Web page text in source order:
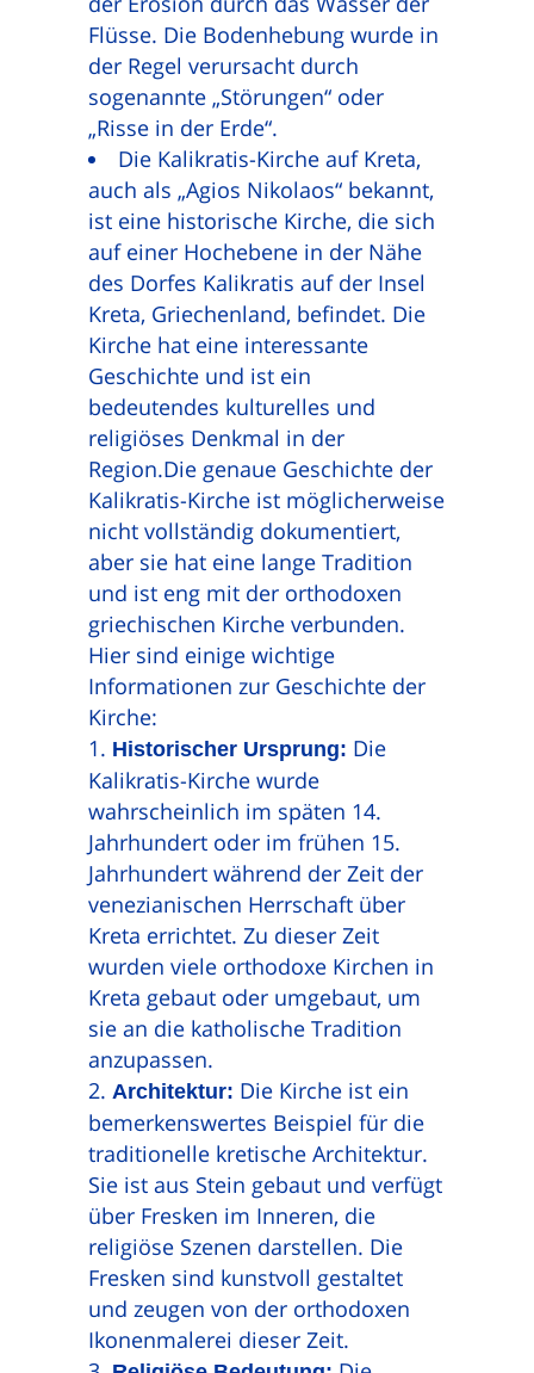
Flüsse. Die Bodenhebung wurde in
der Regel verursacht durch
sogenannte „Störungen“ oder
„Risse in der Erde“.
Die Kalikratis-Kirche auf Kreta,
auch als „Agios Nikolaos“ bekannt,
ist eine historische Kirche, die sich
auf einer Hochebene in der Nähe
des Dorfes Kalikratis auf der Insel
Kreta, Griechenland, befindet. Die
Kirche hat eine interessante
Geschichte und ist ein
bedeutendes kulturelles und
religiöses Denkmal in der
Region.Die genaue Geschichte der
Kalikratis-Kirche ist möglicherweise
nicht vollständig dokumentiert,
aber sie hat eine lange Tradition
und ist eng mit der orthodoxen
griechischen Kirche verbunden.
Hier sind einige wichtige
Informationen zur Geschichte der
Kirche:
Historischer Ursprung: Die
Kalikratis-Kirche wurde
wahrscheinlich im späten 14.
Jahrhundert oder im frühen 15.
Jahrhundert während der Zeit der
venezianischen Herrschaft über
Kreta errichtet. Zu dieser Zeit
wurden viele orthodoxe Kirchen in
Kreta gebaut oder umgebaut, um
sie an die katholische Tradition
anzupassen.
Architektur: Die Kirche ist ein
bemerkenswertes Beispiel für die
traditionelle kretische Architektur.
Sie ist aus Stein gebaut und verfügt
über Fresken im Inneren, die
religiöse Szenen darstellen. Die
Fresken sind kunstvoll gestaltet
und zeugen von der orthodoxen
Ikonenmalerei dieser Zeit.